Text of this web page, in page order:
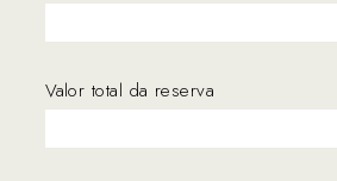
Valor total da reserva